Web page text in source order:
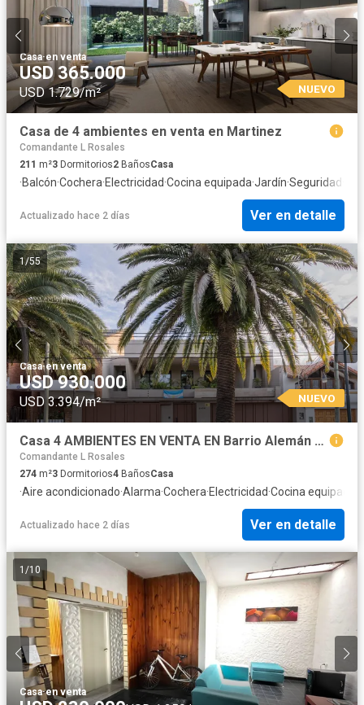
Casa·en venta
USD 365.000
USD 1.729/m² NUEVO
Casa de 4 ambientes en venta en Martinez
Comandante L Rosales
211 m²3 Dormitorios2 BañosCasa
·Balcón·Cochera·Electricidad·Cocina equipada·Jardín·Seguridad
Actualizado hace 2 días Ver en detalle
1/55
Casa·en venta
USD 930.000
USD 3.394/m² NUEVO
Casa 4 AMBIENTES EN VENTA EN Barrio Alemán - MARTINEZ
Comandante L Rosales
274 m²3 Dormitorios4 BañosCasa
·Aire acondicionado·Alarma·Cochera·Electricidad·Cocina equipada
Actualizado hace 2 días Ver en detalle
1 /10
Casa·en venta